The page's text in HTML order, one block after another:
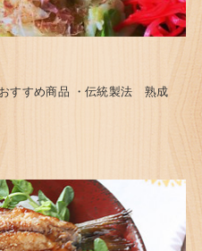
おすすめ商品 ・伝統製法 熟成